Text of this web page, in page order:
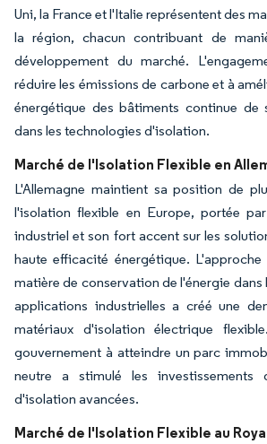
Uni, la France et l'Italie représentent des
la région, chacun contribuant de
développement du marché.
réduire les émissions de carbone et à
énergétique des bâtiments continue de
dans les technologies d'isolation.
Marché de l'Isolation Flexible en
L'Allemagne maintient sa position de
l'isolation flexible en Europe, portée
industriel et son fort accent sur les
haute efficacité énergétique.
matière de conservation de l'énergie dans
applications industrielles a créé une
matériaux d'isolation électrique
gouvernement à atteindre un parc
neutre a stimulé les investissements
d'isolation avancées.
Marché de l'Isolation Flexible au